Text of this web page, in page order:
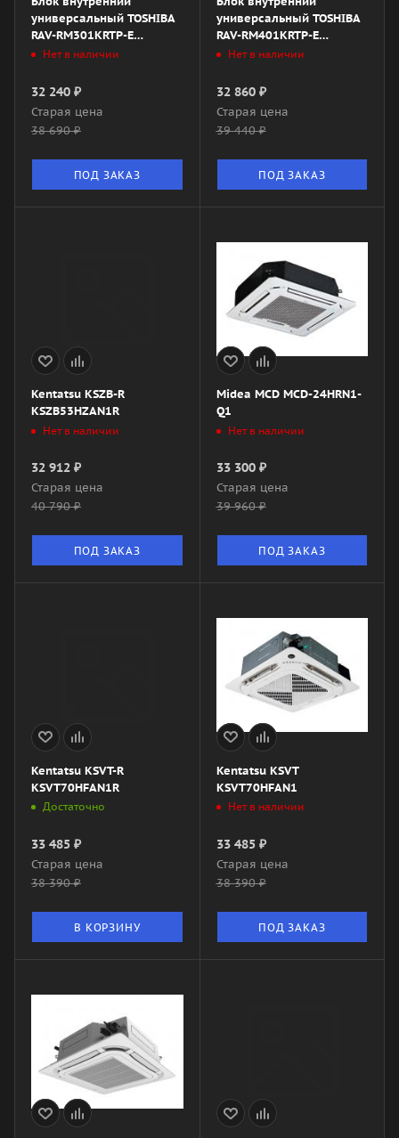
универсальный TOSHIBA
RAV-RM301KRTP-E
настенного типа
Нет в наличии
32 240 ₽
Старая цена
38 690₽
ПОД ЗАКАЗ
универсальный TOSHIBA
RAV-RM401KRTP-E
настенного типа
Нет в наличии
32 860₽
Старая цена
39 440₽
ПОД ЗАКАЗ
Kentatsu KSZB-R
KSZB53HZAN1R
Нет в наличии
32 912 ₽
Старая цена
40 790₽
ПОД ЗАКАЗ
Midea MCD MCD-24HRN1-
Q1
Нет в наличии
33 300₽
Старая цена
39 960₽
ПОД ЗАКАЗ
Kentatsu KSVT-R
KSVT70HFAN1R
Достаточно
33 485 ₽
Старая цена
38 390₽
В КОРЗИНУ
Kentatsu KSVT
KSVT70HFAN1
Нет в наличии
33 485₽
Старая цена
38 390₽
ПОД ЗАКАЗ